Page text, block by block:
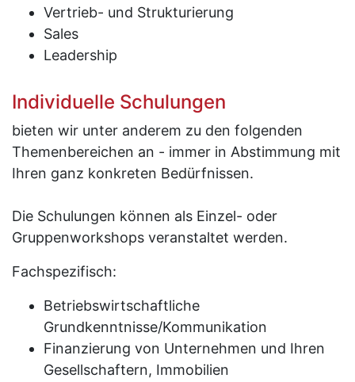
Vertrieb- und Strukturierung
Sales
Leadership
Individuelle Schulungen
bieten wir unter anderem zu den folgenden
Themenbereichen an - immer in Abstimmung mit
Ihren ganz konkreten Bedürfnissen.
Die Schulungen können als Einzel- oder
Gruppenworkshops veranstaltet werden.
Fachspezifisch:
Betriebswirtschaftliche
Grundkenntnisse/Kommunikation
Finanzierung von Unternehmen und Ihren
Gesellschaftern, Immobilien